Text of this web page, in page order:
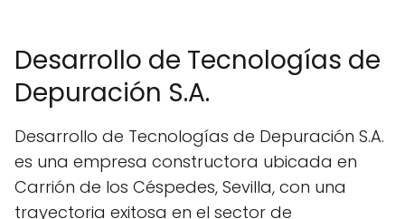
Desarrollo de Tecnologías de
Depuración S.A.
Desarrollo de Tecnologías de Depuración S.A.
es una empresa constructora ubicada en
Carrión de los Céspedes, Sevilla, con una
trayectoria exitosa en el sector de